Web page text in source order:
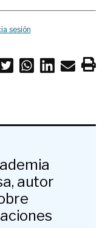
sesión
autor